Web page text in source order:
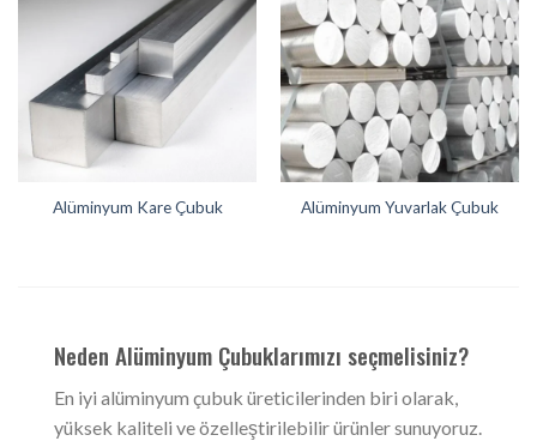
Alüminyum Kare Çubuk Alüminyum Yuvarlak Çubuk
Neden Alüminyum Çubuklarımızı seçmelisiniz?
En iyi alüminyum çubuk üreticilerinden biri olarak,
yüksek kaliteli ve özelleştirilebilir ürünler sunuyoruz.